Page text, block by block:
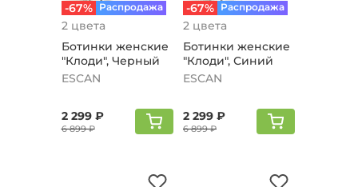
-67% Распродажа
2 цвета
Ботинки женские
"Клоди", Черный
ESCAN
2 299 ₽
6 899 ₽
-67% Распродажа
2 цвета
Ботинки женские
"Клоди", Синий
ESCAN
2 299 ₽
6 899 ₽